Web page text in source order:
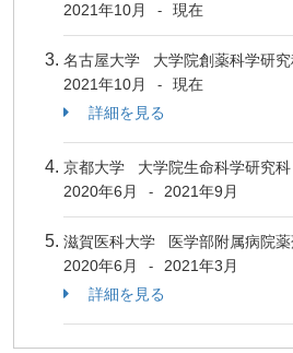
2021年10月
- 現在
名古屋大学 大学院創薬科学研
2021年10月
-
現在
詳細を見る
京都大学 大学院生命科学研究
2020年6月
- 2021年9月
滋賀医科大学 医学部附属病院
2020年6月
-
2021年3月
詳細を見る